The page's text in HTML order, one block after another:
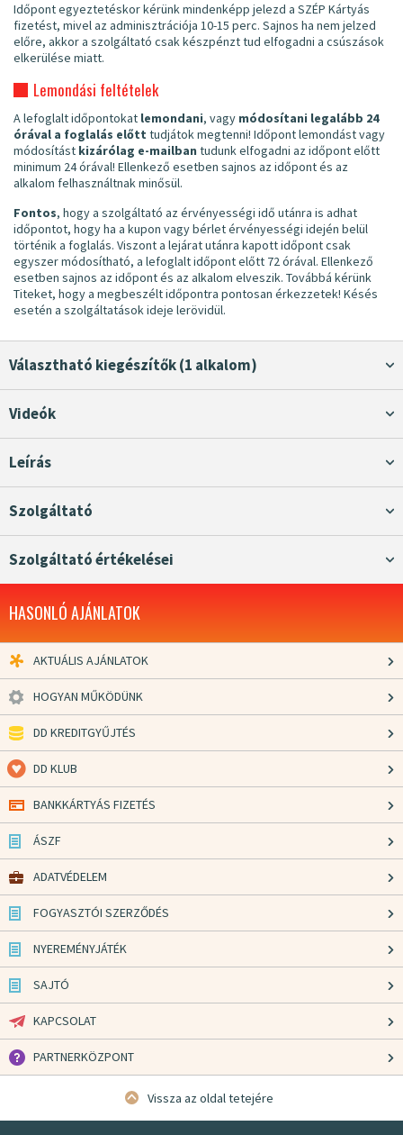
Időpont egyeztetéskor kérünk mindenképp jelezd a SZÉP Kártyás
fizetést, mivel az adminisztrációja 10-15 perc. Sajnos ha nem jelzed
előre, akkor a szolgáltató csak készpénzt tud elfogadni a csúszások
elkerülése miatt.
Lemondási feltételek
A lefoglalt időpontokat lemondani, vagy módosítani legalább 24
órával a foglalás előtt tudjátok megtenni! Időpont lemondást vagy
módosítást kizárólag e-mailban tudunk elfogadni az időpont előtt
minimum 24 órával! Ellenkező esetben sajnos az időpont és az
alkalom felhasználtnak minősül.
Fontos, hogy a szolgáltató az érvényességi idő utánra is adhat
időpontot, hogy ha a kupon vagy bérlet érvényességi idején belül
történik a foglalás. Viszont a lejárat utánra kapott időpont csak
egyszer módosítható, a lefoglalt időpont előtt 72 órával. Ellenkező
esetben sajnos az időpont és az alkalom elveszik. Továbbá kérünk
Titeket, hogy a megbeszélt időpontra pontosan érkezzetek! Késés
esetén a szolgáltatások ideje lerövidül.
Választható kiegészítők (1 alkalom)
Videók
Leírás
Szolgáltató
Szolgáltató értékelései
HASONLÓ AJÁNLATOK
AKTUÁLIS AJÁNLATOK
HOGYAN MŰKÖDÜNK
DD KREDITGYŰJTÉS
DD KLUB
BANKKÁRTYÁS FIZETÉS
ÁSZF
ADATVÉDELEM
FOGYASZTÓI SZERZŐDÉS
NYEREMÉNYJÁTÉK
SAJTÓ
KAPCSOLAT
PARTNERKÖZPONT
Vissza az oldal tetejére